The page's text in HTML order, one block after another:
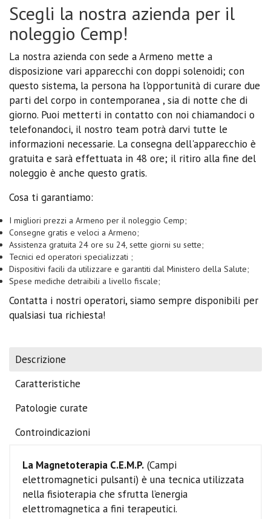
Scegli la nostra azienda per il
noleggio Cemp!
La nostra azienda con sede a Armeno mette a
disposizione vari apparecchi con doppi solenoidi; con
questo sistema, la persona ha l'opportunità di curare due
parti del corpo in contemporanea , sia di notte che di
giorno. Puoi metterti in contatto con noi chiamandoci o
telefonandoci, il nostro team potrà darvi tutte le
informazioni necessarie. La consegna dell'apparecchio è
gratuita e sarà effettuata in 48 ore; il ritiro alla fine del
noleggio è anche questo gratis.
Cosa ti garantiamo:
I migliori prezzi a Armeno per il noleggio Cemp;
Consegne gratis e veloci a Armeno;
Assistenza gratuita 24 ore su 24, sette giorni su sette;
Tecnici ed operatori specializzati ;
Dispositivi facili da utilizzare e garantiti dal Ministero della Salute;
Spese mediche detraibili a livello fiscale;
Contatta i nostri operatori, siamo sempre disponibili per
qualsiasi tua richiesta!
Descrizione
Caratteristiche
Patologie curate
Controindicazioni
La Magnetoterapia C.E.M.P. (Campi
elettromagnetici pulsanti) è una tecnica utilizzata
nella fisioterapia che sfrutta l’energia
elettromagnetica a fini terapeutici.